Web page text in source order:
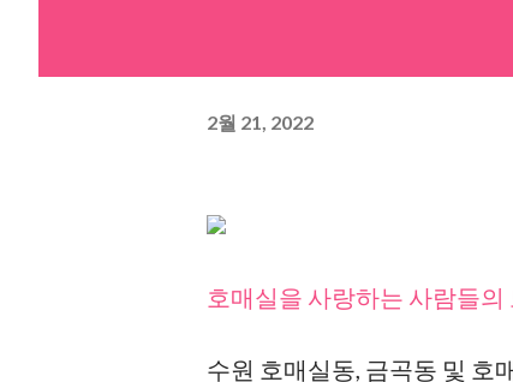
2월 21, 2022
호매실을 사랑하는 사람들의
수원 호매실동, 금곡동 및 호